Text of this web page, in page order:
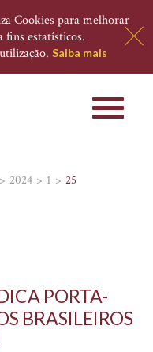
Cookies para melhorar
fins estatísticos.
Saiba mais
Toggle
2024 1 25
PORTA-
BRASILEIROS